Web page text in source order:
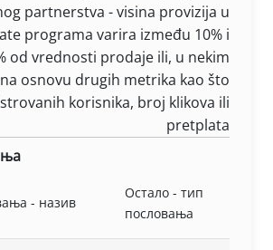
partnerstva - visina provizija u
programa varira između 10% i
od vrednosti prodaje ili, u nekim
osnovu drugih metrika kao što
korisnika, broj klikova ili
pretplata
- назив
Остало - тип
пословања